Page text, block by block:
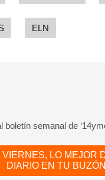
favorito
como favorito,
tu cuenta de
ELN
boletín semanal de
VIERNES, LO MEJOR
DIARIO EN TU